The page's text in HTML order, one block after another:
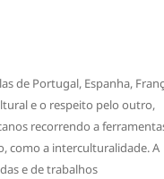
de Portugal, Espanha,
e o respeito pelo outro,
recorrendo a
como a interculturalidade. A
e de trabalhos